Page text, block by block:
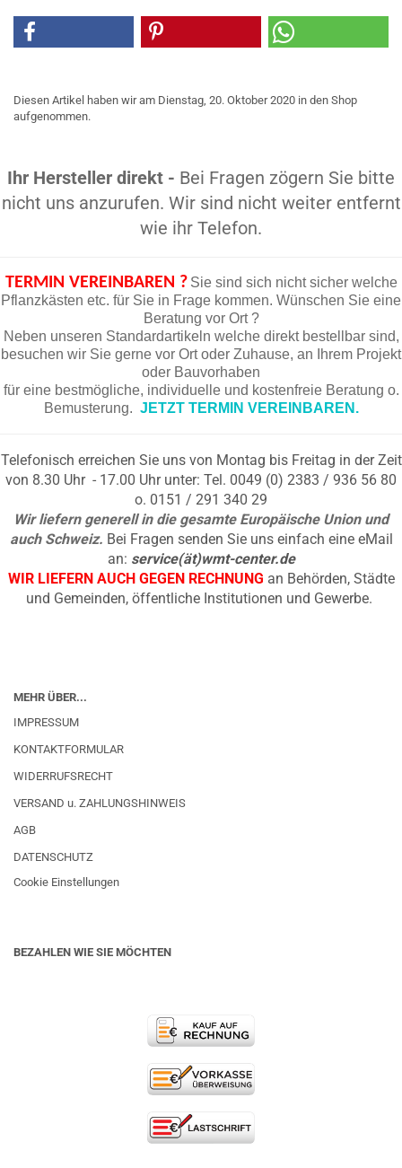
Diesen Artikel haben wir am Dienstag, 20. Oktober 2020 in den Shop
aufgenommen.
Ihr Hersteller direkt - Bei Fragen zögern Sie bitte
nicht uns anzurufen. Wir sind nicht weiter entfernt
wie ihr Telefon.
TERMIN VEREINBAREN ? Sie sind sich nicht sicher welche
Pflanzkästen etc. für Sie in Frage kommen. Wünschen Sie eine
Beratung vor Ort ?
Neben unseren Standardartikeln welche direkt bestellbar sind,
besuchen wir Sie gerne vor Ort oder Zuhause, an Ihrem Projekt
oder Bauvorhaben
für eine bestmögliche, individuelle und kostenfreie Beratung o.
Bemusterung. JETZT TERMIN VEREINBAREN.
Telefonisch erreichen Sie uns von Montag bis Freitag in der Zeit
von 8.30 Uhr - 17.00 Uhr unter: Tel. 0049 (0) 2383 / 936 56 80
o. 0151 / 291 340 29
Wir liefern generell in die gesamte Europäische Union und
auch Schweiz. Bei Fragen senden Sie uns einfach eine eMail
an: service(ät)wmt-center.de
WIR LIEFERN AUCH GEGEN RECHNUNG an Behörden, Städte
und Gemeinden, öffentliche Institutionen und Gewerbe.
MEHR ÜBER...
IMPRESSUM
KONTAKTFORMULAR
WIDERRUFSRECHT
VERSAND u. ZAHLUNGSHINWEIS
AGB
DATENSCHUTZ
Cookie Einstellungen
BEZAHLEN WIE SIE MÖCHTEN